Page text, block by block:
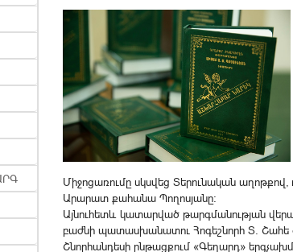
Միջոցառումը սկսվեց Տերունական
Արարատ քահանա Պողոսյանը։
Այնուհետև կատարված թարգմանության
բաժնի պատասխանատու Հոգեշնորհ Տ. Շահե
Շնորհանդեսի ընթացքում «Գեղարդ»